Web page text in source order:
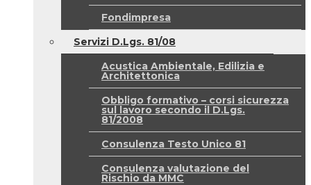
Fondimpresa
Servizi D.Lgs. 81/08
Acustica Ambientale, Edilizia e
Architettonica
Obbligo formativo – corsi sicurezza
sul lavoro secondo il D.Lgs.
81/2008
Consulenza Testo Unico 81
Consulenza valutazione del
Rischio da MMC